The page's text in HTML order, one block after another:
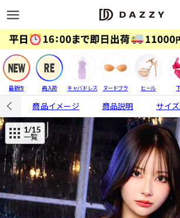
最新作 再入荷 キャバドレス ヌードブラ ヒール
商品イメージ 商品説明 サイ
1/15
一覧